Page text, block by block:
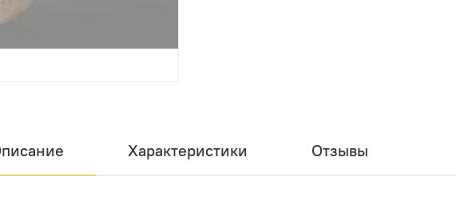
Характеристики Отзывы